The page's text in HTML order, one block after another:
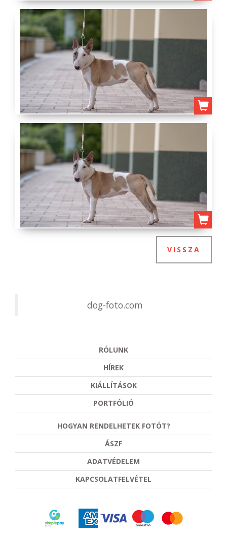
VISSZA
dog-foto.com
RÓLUNK
HÍREK
KIÁLLÍTÁSOK
PORTFÓLIÓ
HOGYAN RENDELHETEK FOTÓT?
ÁSZF
ADATVÉDELEM
KAPCSOLATFELVÉTEL